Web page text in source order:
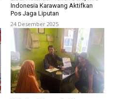
Indonesia Karawang Aktifkan
Pos Jaga Liputan
24 Desember 2025